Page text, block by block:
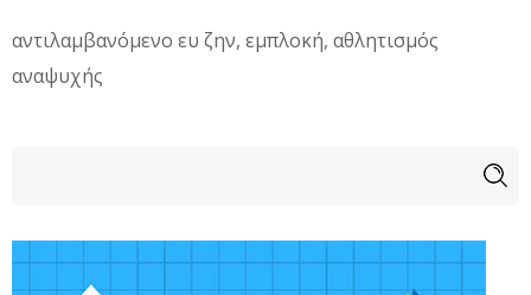
αντιλαμβανόμενο ευ ζην, εμπλοκή, αθλητισμός
αναψυχής